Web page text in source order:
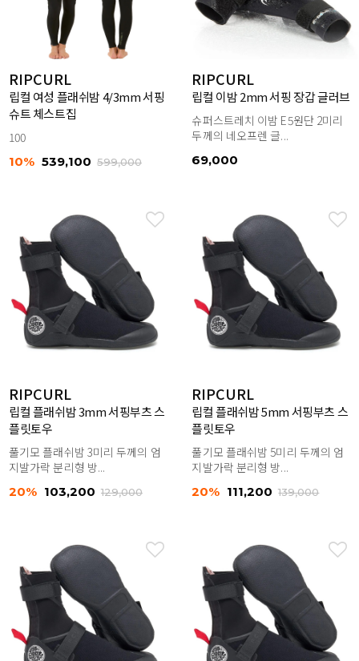
RIPCURL
립컬 여성 플래쉬밤 4/3mm 서핑
슈트 체스트집
100
10% 539,100 599,000
RIPCURL
립컬 이밤 2mm 서핑 장갑 글러브
슈퍼스트레치 이밤 E5원단 2미리
두께의 네오프렌 글...
69,000
RIPCURL
립컬 플래쉬밤 3mm 서핑부츠 스
플릿토우
풀기모 플래쉬밤 3미리 두께의 엄
지발가락 분리형 방...
20% 103,200 129,000
RIPCURL
립컬 플래쉬밤 5mm 서핑부츠 스
플릿토우
풀기모 플래쉬밤 5미리 두께의 엄
지발가락 분리형 방...
20% 111,200 139,000